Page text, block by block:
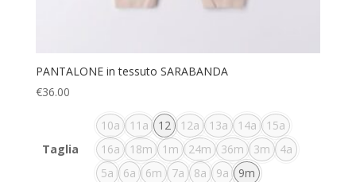
PANTALONE in tessuto SARABANDA
€36.00
Taglia
10a 11a 12 12a 13a 14a
15a
16a
18m 1m 24m 36m 3m
4a
5a
6a 6m 7a 8a 9a 9m